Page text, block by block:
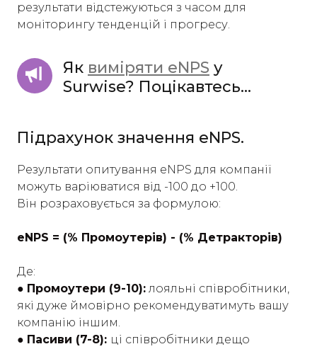
результати відстежуються з часом для
моніторингу тенденцій і прогресу.
Як виміряти eNPS у
Surwise? Поцікавтесь...
Підрахунок значення eNPS.
Результати опитування eNPS для компанії
можуть варіюватися від -100 до +100.
Він розраховується за формулою:
eNPS = (% Промоутерів) - (% Детракторів)
Де:
● Промоутери (9-10): лояльні співробітники,
які дуже ймовірно рекомендуватимуть вашу
компанію іншим.
● Пасиви (7-8): ці співробітники дещо